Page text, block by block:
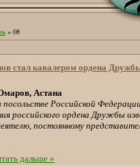
» 08
стал кавалером ордена
Астана
посольстве Российской
российского ордена Дружбы
постоянному
дальше »